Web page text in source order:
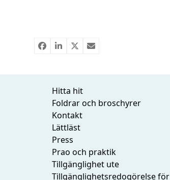
Hitta hit
Foldrar och broschyrer
Kontakt
Lättläst
Press
Prao och praktik
Tillgänglighet ute
Tillgänglighetsredogörelse för